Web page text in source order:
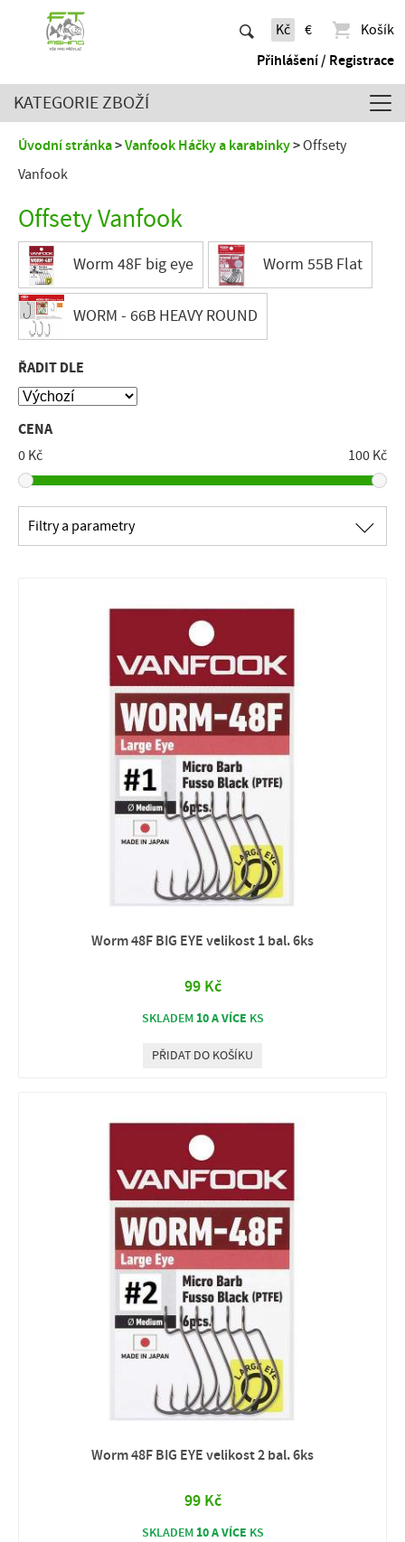
Kč €
Košík
Přihlášení / Registrace
KATEGORIE ZBOŽÍ
Úvodní stránka Vanfook Háčky a karabinky
Offsety
Vanfook
Offsety Vanfook
Worm 48F big eye Worm 55B Flat
WORM - 66B HEAVY ROUND
ŘADIT DLE
CENA
0 Kč
100 Kč
Filtry a parametry ∟
Worm 48F BIG EYE velikost 1 bal. 6ks
99 Kč
SKLADEM 10 A VÍCE KS
PŘIDAT DO KOŠÍKU
Worm 48F BIG EYE velikost 2 bal. 6ks
99 Kč
SKLADEM 10 A VÍCE KS